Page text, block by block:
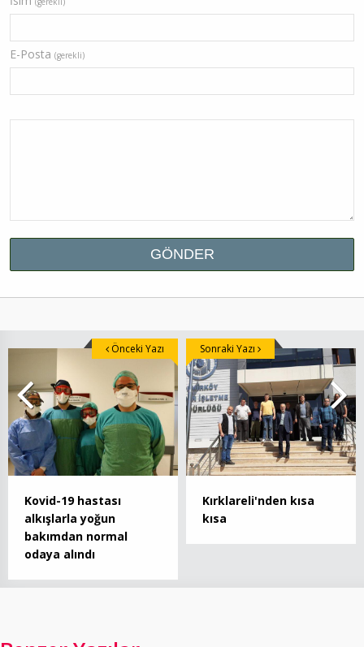
E-Posta (gerekli)
Kovid-19 hastası
alkışlarla yoğun
bakımdan normal
odaya alındı
Önceki Yazı
Kırklareli'nden kısa
kısa
Sonraki Yazı